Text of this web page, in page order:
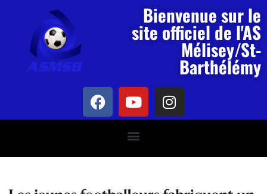
Bienvenue sur le
site officiel de l'AS
Mélisey/St-
Barthélémy